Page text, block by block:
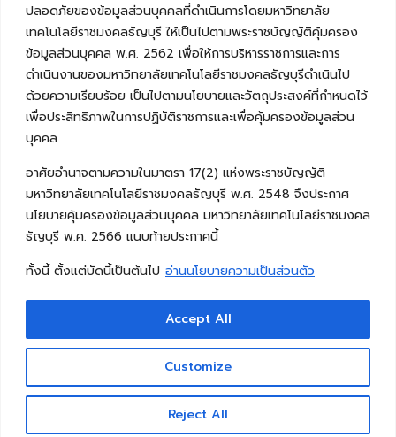
ปลอดภัยของข้อมูลส่วนบุคคลที่ดำเนินการโดยมหาวิทยาลัย
เทคโนโลยีราชมงคลธัญบุรี ให้เป็นไปตามพระราชบัญญัติคุ้มครอง
ข้อมูลส่วนบุคคล พ.ศ. 2562 เพื่อให้การบริหารราชการและการ
ดำเนินงานของมหาวิทยาลัยเทคโนโลยีราชมงคลธัญบุรีดำเนินไป
ด้วยความเรียบร้อย เป็นไปตามนโยบายและวัตถุประสงค์ที่กำหนดไว้
เพื่อประสิทธิภาพในการปฏิบัติราชการและเพื่อคุ้มครองข้อมูลส่วน
บุคคล
อาศัยอำนาจตามความในมาตรา 17(2) แห่งพระราชบัญญัติ
มหาวิทยาลัยเทคโนโลยีราชมงคลธัญบุรี พ.ศ. 2548 จึงประกาศ
นโยบายคุ้มครองข้อมูลส่วนบุคคล มหาวิทยาลัยเทคโนโลยีราชมงคล
ธัญบุรี พ.ศ. 2566 แนบท้ายประกาศนี้
ทั้งนี้ ตั้งแต่บัดนี้เป็นต้นไป อ่านนโยบายความเป็นส่วนตัว
Customize
Reject All
Accept All
Copyright © 2026 คณะวิศวกรรมศาสตร์ มหาวิทยาลัย
เทคโนโลยีราชมงคลธัญบุรี